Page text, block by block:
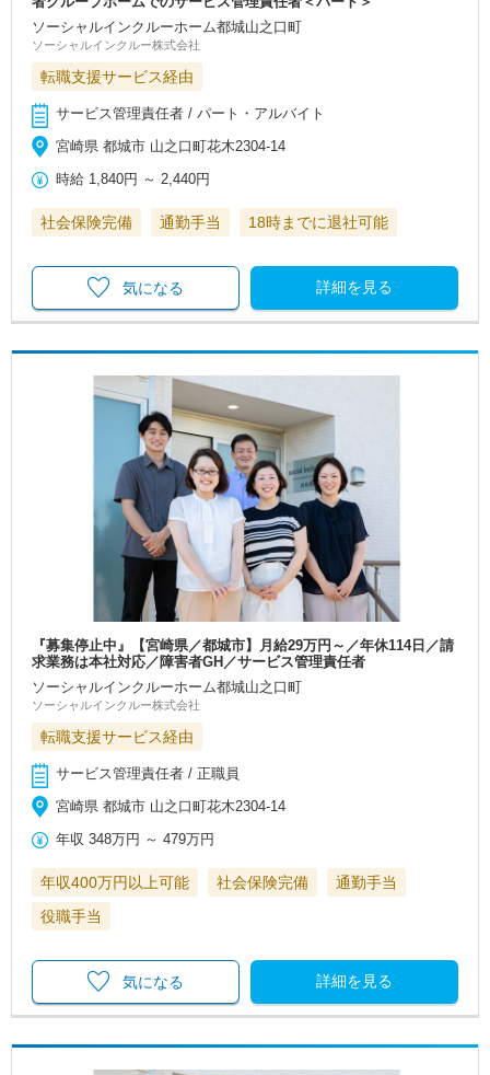
ソーシャルインクルーホーム都城山之口町
ソーシャルインクルー株式会社
転職支援サービス経由
サービス管理責任者 / パート・アルバイト
宮崎県 都城市 山之口町花木2304-14
時給 1,840円 ～ 2,440円
社会保険完備 通勤手当 18時までに退社可能
詳細を見る
気になる
『募集停止中』【宮崎県／都城市】月給29万円～／年休114日／請
求業務は本社対応／障害者GH／サービス管理責任者
ソーシャルインクルーホーム都城山之口町
ソーシャルインクルー株式会社
転職支援サービス経由
サービス管理責任者 / 正職員
宮崎県 都城市 山之口町花木2304-14
年収 348万円 ～479万円
年収400万円以上可能 社会保険完備
通勤手当
役職手当
詳細を見る
気になる